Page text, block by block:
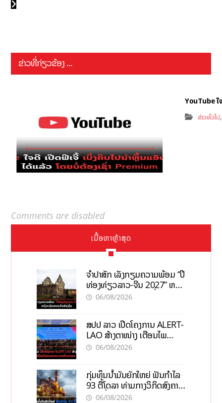
ຂ່າວທີ່ກ່ຽວຂ້ອງ ...
YouTube ໃ
ຂ່າວທົ່ວໄປ
Comments are disabled
ເນື້ອຫາຫຼ້າສຸດ
ຈຳປາສັກ ເລັ່ງກຽມຄວາມພ້ອມ “ປີ
ທ່ອງທ່ຽວລາວ-ຈີນ 2027” ຫວັງ
ກະຕຸ້ນເສດຖະກິດທ້ອງຖິ່ນ
06/08/2026
ສປປ ລາວ ເປີດໂຄງການ ALERT-
LAO ສ້າງຕາໜ່າງ ເຕືອນໄພ
ພະຍາດລະບາດທົ່ວປະເທດ
06/08/2026
ກຸ່ມທຶນນ້ຳມັນຍັກໃຫຍ່ ຟັນກຳໄລ
93 ຕື້ໂດລາ ທ່າມກາງວິກິດສົງຄາມ
ລາຄານໍ້າມັນແພງ
06/08/2026